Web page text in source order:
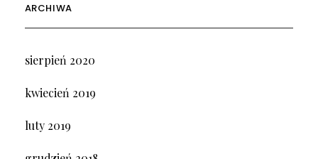
ARCHIWA
sierpień 2020
kwiecień 2019
luty 2019